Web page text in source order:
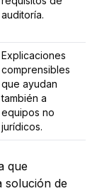
auditoría.
Explicaciones
comprensibles
que ayudan
también a
equipos no
jurídicos.
que
solución de